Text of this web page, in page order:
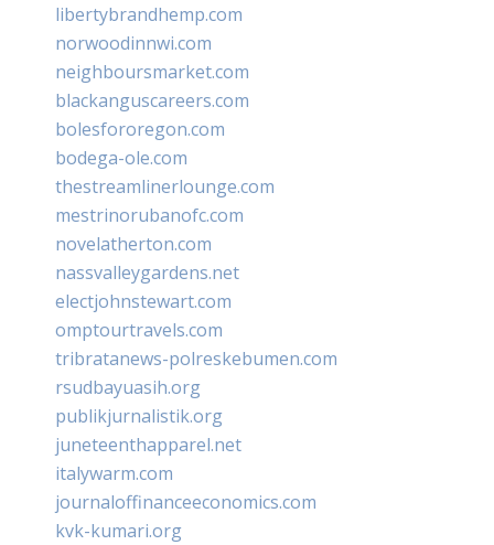
libertybrandhemp.com
norwoodinnwi.com
neighboursmarket.com
blackanguscareers.com
bolesfororegon.com
bodega-ole.com
thestreamlinerlounge.com
mestrinorubanofc.com
novelatherton.com
nassvalleygardens.net
electjohnstewart.com
omptourtravels.com
tribratanews-polreskebumen.com
rsudbayuasih.org
publikjurnalistik.org
juneteenthapparel.net
italywarm.com
journaloffinanceeconomics.com
kvk-kumari.org